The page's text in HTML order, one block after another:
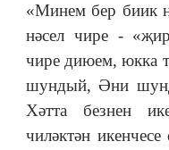
«Минем бер биик
нәсел чире -
чире диюем, юкка
шундый, Әни
Хәтта безнен
чиләктән